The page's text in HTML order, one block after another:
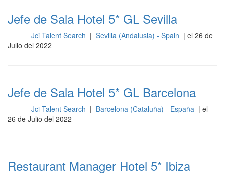
Jefe de Sala Hotel 5* GL Sevilla
Jci Talent Search | Sevilla (Andalusia) - Spain | el 26 de
Julio del 2022
Jefe de Sala Hotel 5* GL Barcelona
Jci Talent Search | Barcelona (Cataluña) - España | el
26 de Julio del 2022
Restaurant Manager Hotel 5* Ibiza